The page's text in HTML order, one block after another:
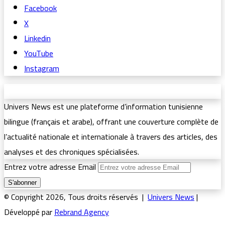
Facebook
X
Linkedin
YouTube
Instagram
Univers News est une plateforme d’information tunisienne
bilingue (français et arabe), offrant une couverture complète de
l’actualité nationale et internationale à travers des articles, des
analyses et des chroniques spécialisées.
Entrez votre adresse Email
© Copyright 2026, Tous droits réservés |Univers News|
Développé parRebrand Agency